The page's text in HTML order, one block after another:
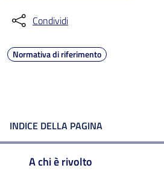
Condividi
Normativa di riferimento
INDICE DELLA PAGINA
A chi è rivolto